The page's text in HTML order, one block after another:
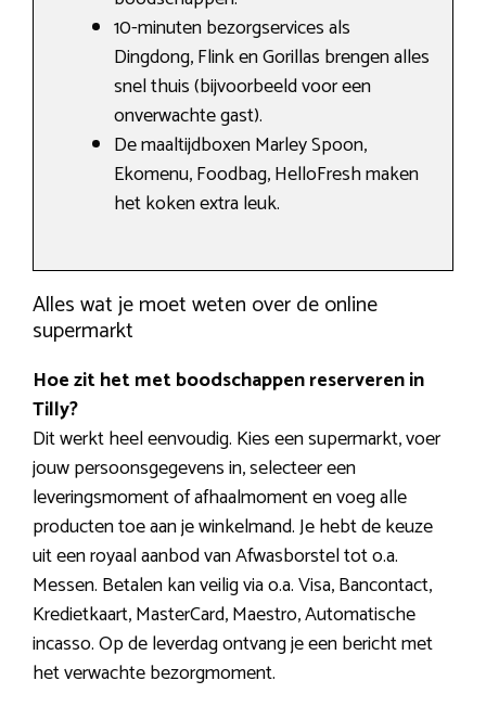
10-minuten bezorgservices als
Dingdong, Flink en Gorillas brengen alles
snel thuis (bijvoorbeeld voor een
onverwachte gast).
De maaltijdboxen Marley Spoon,
Ekomenu, Foodbag, HelloFresh maken
het koken extra leuk.
Alles wat je moet weten over de online
supermarkt
Hoe zit het met boodschappen reserveren in
Tilly?
Dit werkt heel eenvoudig. Kies een supermarkt, voer
jouw persoonsgegevens in, selecteer een
leveringsmoment of afhaalmoment en voeg alle
producten toe aan je winkelmand. Je hebt de keuze
uit een royaal aanbod van Afwasborstel tot o.a.
Messen. Betalen kan veilig via o.a. Visa, Bancontact,
Kredietkaart, MasterCard, Maestro, Automatische
incasso. Op de leverdag ontvang je een bericht met
het verwachte bezorgmoment.